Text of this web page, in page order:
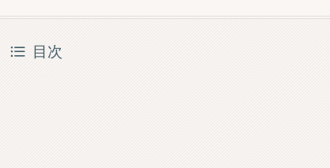
目次